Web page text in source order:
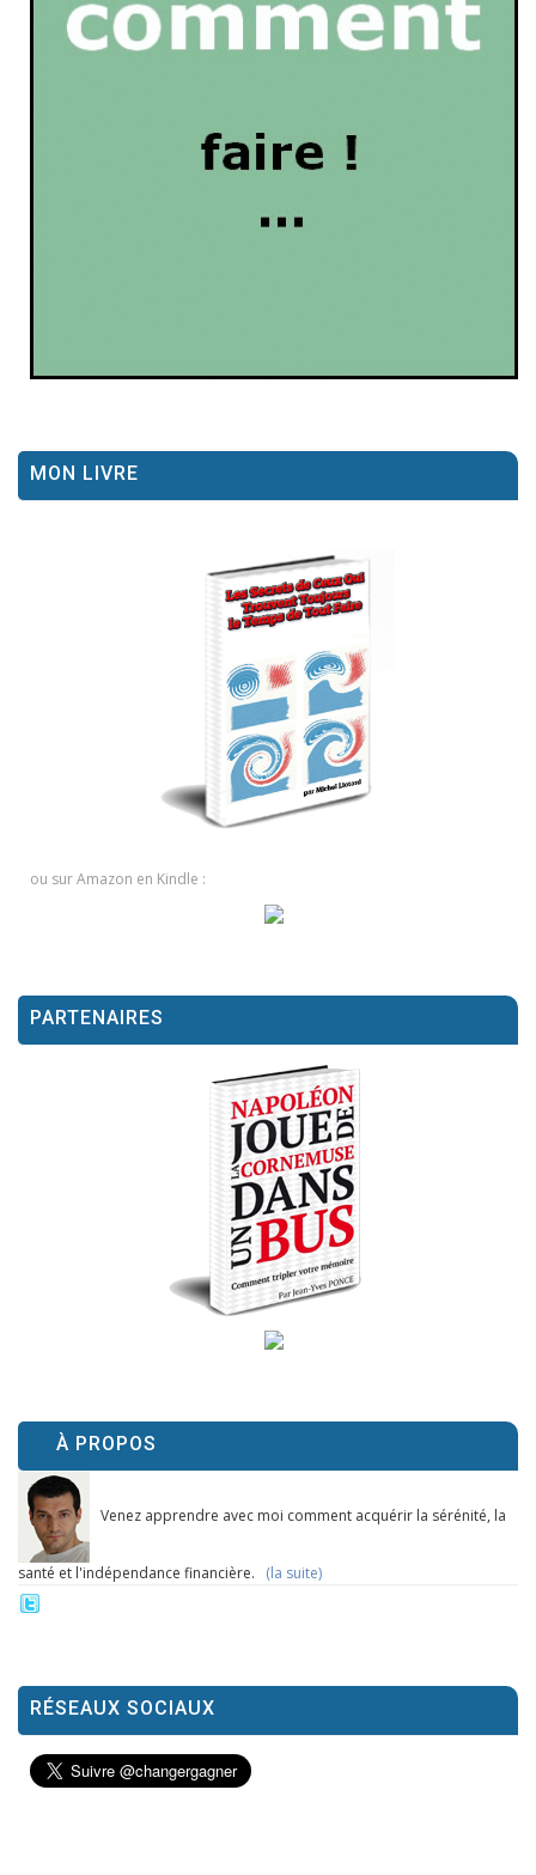
MON LIVRE
ou sur Amazon en Kindle :
PARTENAIRES
À PROPOS
Venez apprendre avec moi comment acquérir la sérénité, la
santé et l'indépendance financière. (la suite)
RÉSEAUX SOCIAUX